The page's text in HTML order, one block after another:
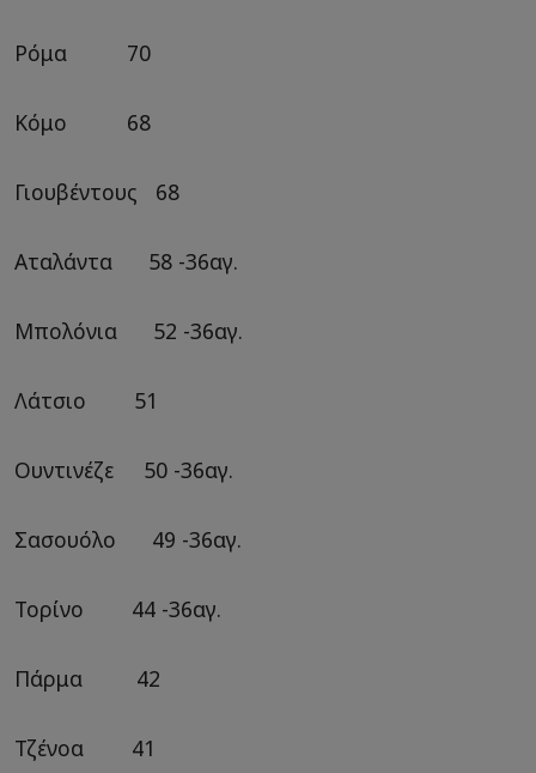
Ρόμα 70
Κόμο 68
Γιουβέντους 68
Αταλάντα 58 -36αγ.
Μπολόνια 52 -36αγ.
Λάτσιο 51
Ουντινέζε 50 -36αγ.
Σασουόλο 49 -36αγ.
Τορίνο 44 -36αγ.
Πάρμα 42
Τζένοα 41